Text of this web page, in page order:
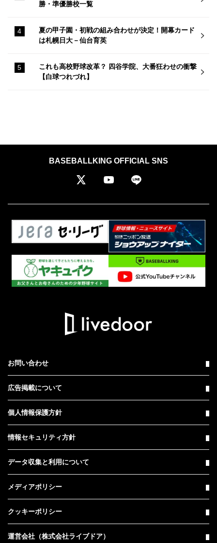
勝・準優勝校一覧
夏の甲子園・初戦の組み合わせが決定！開幕カード
は札幌日大－仙台育英
これも高校野球改革？ 四谷学院、大番狂わせの衝撃
【白球つれづれ】
BASEBALLKING OFFICIAL SNS
お問い合わせ
広告掲載について
個人情報保護方針
情報セキュリティ方針
データ収集と利用について
メディアポリシー
クッキーポリシー
運営会社（株式会社ライブドア）